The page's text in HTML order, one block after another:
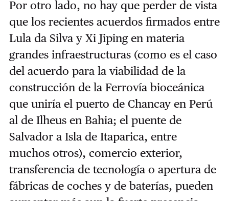
Por otro lado, no hay que perder de vista
que los recientes acuerdos firmados entre
Lula da Silva y Xi Jiping en materia
grandes infraestructuras (como es el caso
del acuerdo para la viabilidad de la
construcción de la Ferrovía bioceánica
que uniría el puerto de Chancay en Perú
al de Ilheus en Bahia; el puente de
Salvador a Isla de Itaparica, entre
muchos otros), comercio exterior,
transferencia de tecnología o apertura de
fábricas de coches y de baterías, pueden